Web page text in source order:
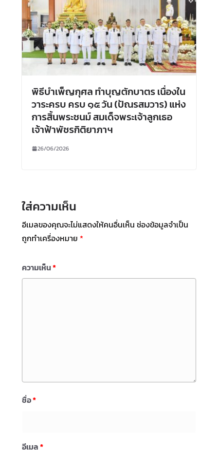
พิธีบำเพ็ญกุศล ทำบุญตักบาตร เนื่องใน
วาระครบ ครบ ๑๕ วัน (ปัณรสมวาร) แห่ง
การสิ้นพระชนม์ สมเด็จพระเจ้าลูกเธอ
เจ้าฟ้าพัชรกิติยาภาฯ
26/06/2026
ใส่ความเห็น
อีเมลของคุณจะไม่แสดงให้คนอื่นเห็น ช่องข้อมูลจำเป็น
ถูกทำเครื่องหมาย *
ความเห็น*
ชื่อ*
อีเมล*